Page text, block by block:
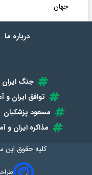
جهان
درباره ما
جنگ ایران
توافق ایران و
مسعود پزشکیان
مذاکره ایران و
کلیه حقوق این